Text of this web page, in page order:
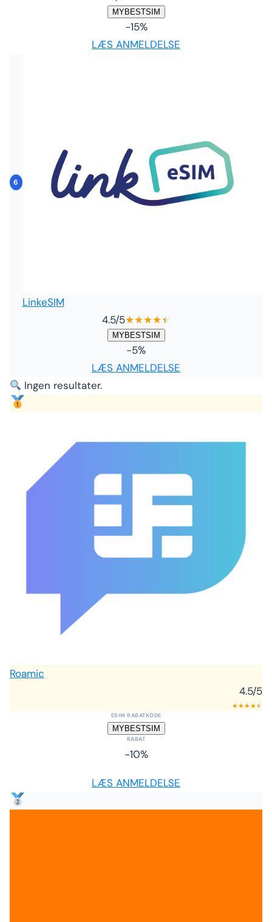
MYBESTSIM
-15%
LÆS ANMELDELSE
6
LinkeSIM
4.5/5★★★★★
★
MYBESTSIM
-5%
LÆS ANMELDELSE
Ingen resultater.
Roamic
4.5/5
★★★★★
★
ESIM RABATKODE
MYBESTSIM
RABAT
-10%
LÆS ANMELDELSE